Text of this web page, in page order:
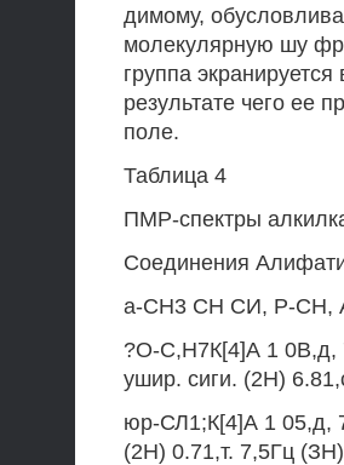
димому,
молекулярную шу
группа
результате чего ее
поле.
Таблица 4
ПМР-спектры
Соединения
а-СН3 СН СИ, Р-СН,
?О-С,Н7К[4]А 1 0В,д,
ушир. сиги. (2Н)
юр-СЛ1;К[4]А 1 05,д,
(2Н) 0.71,т. 7,5Гц